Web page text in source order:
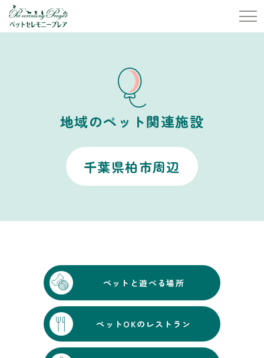
地域のペット関連施設
千葉県柏市周辺
ペットと遊べる場所
ペットOKのレストラン